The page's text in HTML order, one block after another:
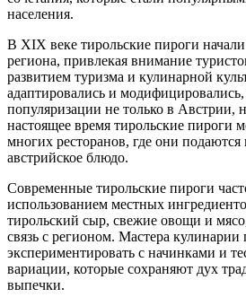
населения.
В XIX веке тирольские пироги
региона, привлекая внимание
развитием туризма и кулинарной
адаптировались и
популяризации не только в Австрии,
настоящее время тирольские пироги
многих ресторанов, где они
австрийское блюдо.
Современные тирольские пироги
использованием местных
тирольский сыр, свежие овощи и
связь с регионом. Мастера
экспериментировать с начинками и
вариации, которые сохраняют дух
выпечки.